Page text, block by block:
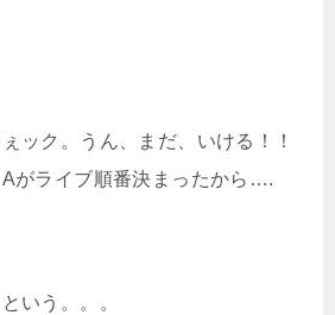
ック。うん、まだ、いける！！
がライブ順番決まったから….
いう。。。